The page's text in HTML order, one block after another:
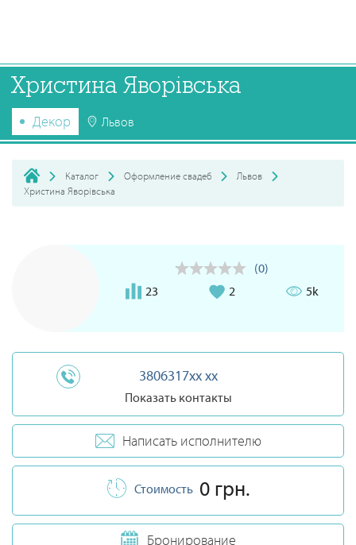
Христина Яворівська
Декор Львов
Каталог Оформление свадеб
Львов
Христина Яворівська
(0)
23
2 5k
3806317xx xx
Показать контакты
Написать исполнителю
Стоимость 0 грн.
Бронирование